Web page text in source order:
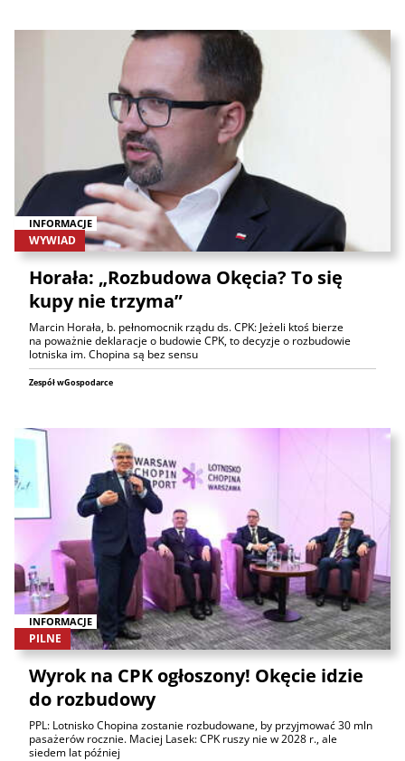
INFORMACJE
WYWIAD
Horała: „Rozbudowa Okęcia? To się
kupy nie trzyma”
Marcin Horała, b. pełnomocnik rządu ds. CPK: Jeżeli ktoś bierze
na poważnie deklaracje o budowie CPK, to decyzje o rozbudowie
lotniska im. Chopina są bez sensu
Zespół wGospodarce
INFORMACJE
PILNE
Wyrok na CPK ogłoszony! Okęcie idzie
do rozbudowy
PPL: Lotnisko Chopina zostanie rozbudowane, by przyjmować 30 mln
pasażerów rocznie. Maciej Lasek: CPK ruszy nie w 2028 r., ale
siedem lat później